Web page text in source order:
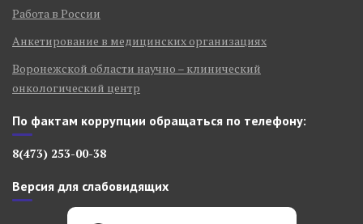
Работа в России
Анкетирование в медицинских организациях
Воронежской области научно – клинический
онкологический центр
По фактам коррупции обращаться по телефону:
8(473) 253-00-38
Версия для слабовидящих